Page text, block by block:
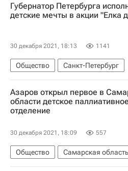
Губернатор Петербурга
детские мечты в акции "Елка
30 декабря 2021, 18:13 1141
Общество
Санкт-Петербург
Александр Беглов
Дед Мороз
Азаров открыл первое в
области детское паллиативное
отделение
30 декабря 2021, 18:09 557
Общество
Самарская область
Дмитрий Азаров
Россия